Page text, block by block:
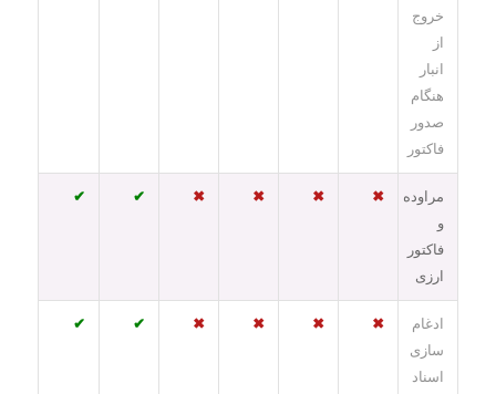
خروج
از
انبار
هنگام
صدور
فاکتور
مراوده
و
فاکتور
ارزی
✖
✖
✖
✖
✔
✔
ادغام
سازی
اسناد
✖
✖
✖
✖
✔
✔